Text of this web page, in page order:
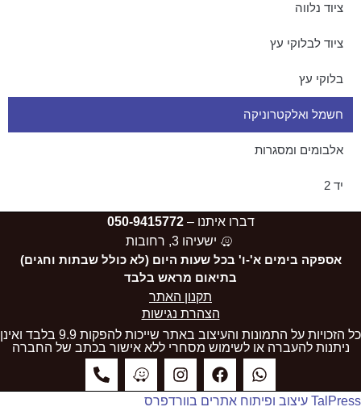
ציוד נלווה
ציוד לבלוקי עץ
בלוקי עץ
חשמל ואלקטרוניקה
אלבומים ומסגרות
יד 2
דברו איתנו –050-9415772
ישעיהו 3, רחובות
אספקה בימים א'-ו' בכל שעות היום (לא כולל שבתות וחגים)
בתיאום מראש בלבד
תקנון האתר
הצהרת נגישות
כל הזכויות על התמונות והעיצוב באתר שייכות להפקות 9.9 בלבד ואינן
ניתנות להעברה או לשימוש מסחרי ללא אישור בכתב של החברה
TalPress עיצוב ופיתוח אתרים בוורדפרס